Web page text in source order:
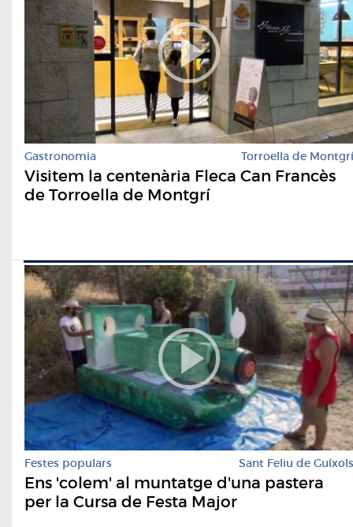
Gastronomia Torroella de Montgrí
Visitem la centenària Fleca Can Francès
de Torroella de Montgrí
Festes populars Sant Feliu de Guíxols
Ens 'colem' al muntatge d'una pastera
per la Cursa de Festa Major